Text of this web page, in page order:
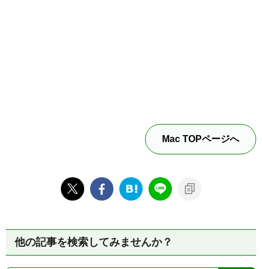
Mac TOPページへ
他の記事を検索してみませんか？